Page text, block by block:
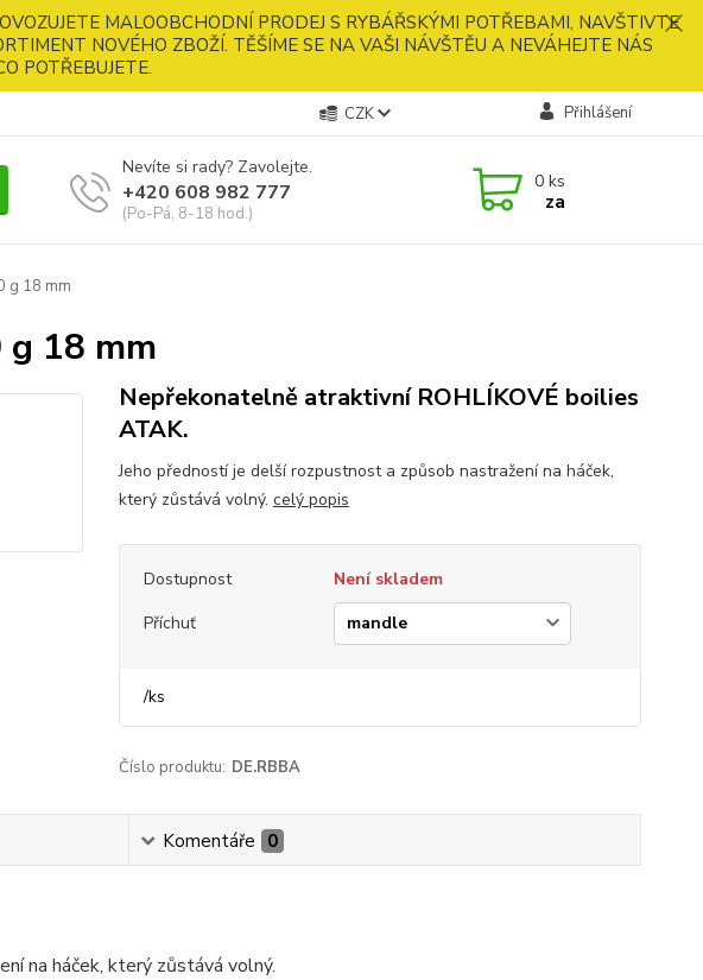
MALOOBCHODNÍ PRODEJ S RYBÁŘSKÝMI POTŘEBAMI, NAVŠTIVTE
NOVÉHO ZBOŽÍ. TĚŠÍME SE NA VAŠI NÁVŠTĚU A NEVÁHEJTE NÁS
POTŘEBUJETE.
CZK Přihlášení
Nevíte si rady? Zavolejte.
+420 608 982 777
(Po-Pá, 8-18 hod.)
0 ks
za
g 18 mm
18 mm
Nepřekonatelně atraktivní ROHLÍKOVÉ boilies
ATAK.
Jeho předností je delší rozpustnost a způsob nastražení na háček,
který zůstává volný. celý popis
Dostupnost
Není skladem
Příchuť
/ks
Číslo produktu: DE.RBBA
Komentáře 0
na háček, který zůstává volný.